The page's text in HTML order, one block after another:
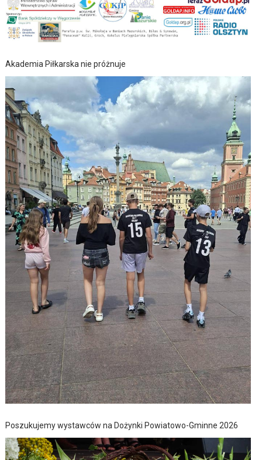
Akademia Piłkarska nie próżnuje
Poszukujemy wystawców na Dożynki Powiatowo-Gminne 2026